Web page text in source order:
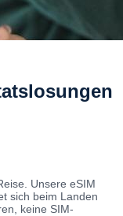
Unsere eSIM
sich beim Landen
keine SIM-